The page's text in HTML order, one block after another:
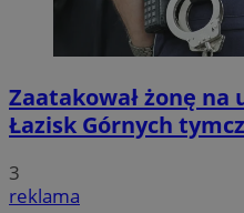
Zaatakował żonę na
Łazisk Górnych
3
reklama